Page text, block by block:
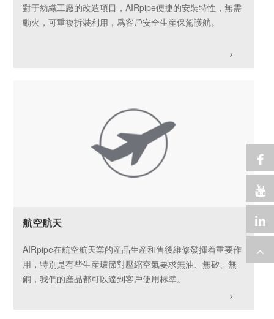
對于紡織工廠的改造項目，AIRpipe便捷的安裝特性，無需
動火，可重複拆裝利用，爲客戶安全生産保駕護航。
航空航天
AIRpipe在航空航天業的産品生産和售後維修發揮着重要作
用，特别是有些生産環節對壓縮空氣要求無油、無矽、無
銅，我們的産品都可以達到客戶使用标準。